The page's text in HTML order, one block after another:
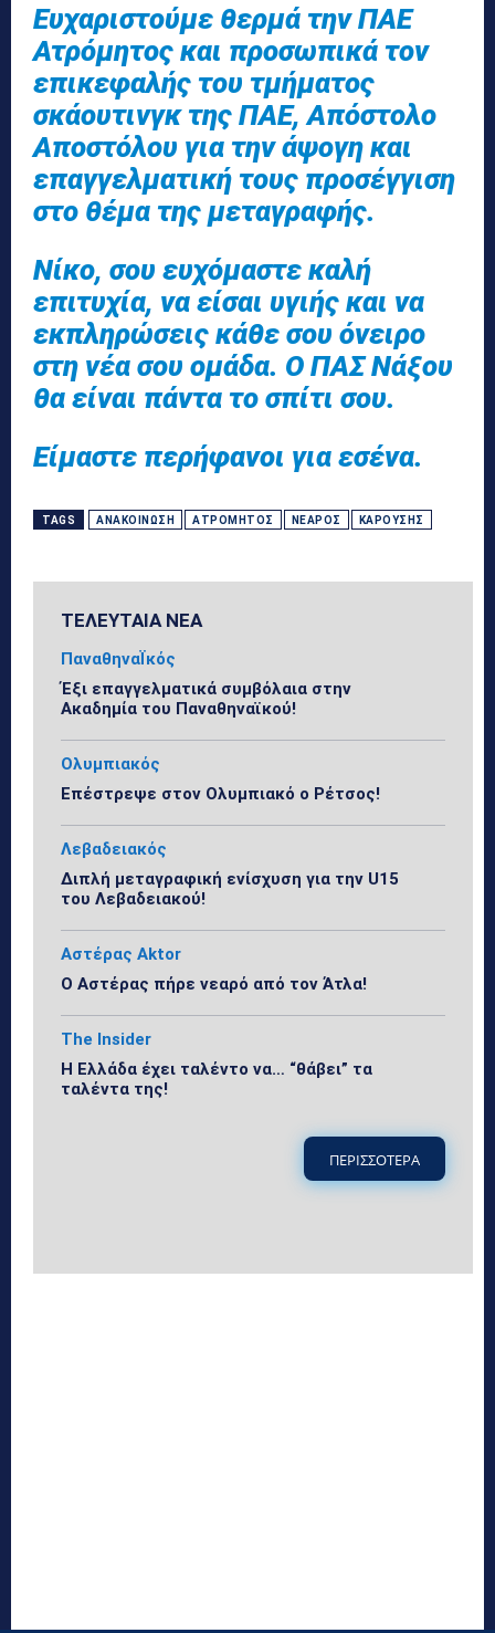
Ευχαριστούμε θερμά την ΠΑΕ
Ατρόμητος και προσωπικά τον
επικεφαλής του τμήματος
σκάουτινγκ της ΠΑΕ, Απόστολο
Αποστόλου για την άψογη και
επαγγελματική τους προσέγγιση
στο θέμα της μεταγραφής.
Νίκο, σου ευχόμαστε καλή
επιτυχία, να είσαι υγιής και να
εκπληρώσεις κάθε σου όνειρο
στη νέα σου ομάδα. Ο ΠΑΣ Νάξου
θα είναι πάντα το σπίτι σου.
Είμαστε περήφανοι για εσένα.
TAGS ΑΝΑΚΟΊΝΩΣΗ ΑΤΡΌΜΗΤΟΣ ΝΕΑΡΌΣ ΚΑΡΟΎΣΗΣ
ΤΕΛΕΥΤΑΙΑ ΝΕΑ
ΠαναθηναΪκός
Έξι επαγγελματικά συμβόλαια στην
Ακαδημία του Παναθηναϊκού!
Ολυμπιακός
Επέστρεψε στον Ολυμπιακό ο Ρέτσος!
Λεβαδειακός
Διπλή μεταγραφική ενίσχυση για την U15
του Λεβαδειακού!
Αστέρας Aktor
Ο Αστέρας πήρε νεαρό από τον Άτλα!
The Insider
Η Ελλάδα έχει ταλέντο να… “θάβει” τα
ταλέντα της!
ΠΕΡΙΣΣΟΤΕΡΑ